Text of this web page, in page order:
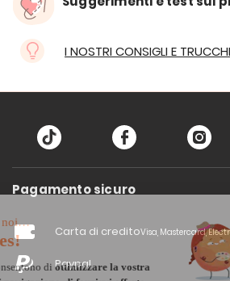
I NOSTRI CONSIGLI E TRUCCHI
Pagamento sicuro
Carta di creditoVisa, Mastercard,
Paypal